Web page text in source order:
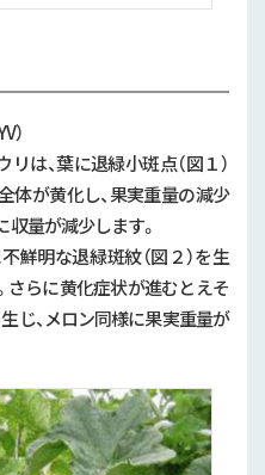
）
は、葉に退緑小斑点（図１）
体が黄化し、果実重量の減少
収量が減少します。
鮮明な退緑斑紋（図２）を生
さらに黄化症状が進むとえそ
じ、メロン同様に果実重量が